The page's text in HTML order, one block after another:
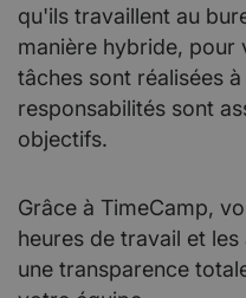
qu'ils travaillent au
manière hybride, pour
tâches sont réalisées
responsabilités sont
objectifs.
Grâce à TimeCamp,
heures de travail et
une transparence